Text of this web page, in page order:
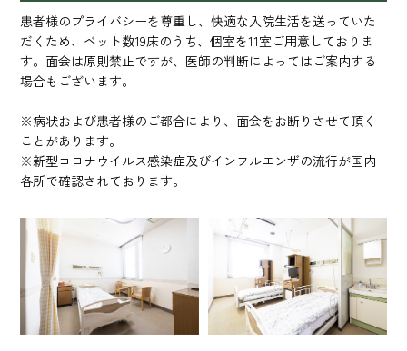
患者様のプライバシーを尊重し、快適な入院生活を送っていた
だくため、ベット数19床のうち、個室を11室ご用意しておりま
す。面会は原則禁止ですが、医師の判断によってはご案内する
場合もございます。
※病状および患者様のご都合により、面会をお断りさせて頂く
ことがあります。
※新型コロナウイルス感染症及びインフルエンザの流行が国内
各所で確認されております。